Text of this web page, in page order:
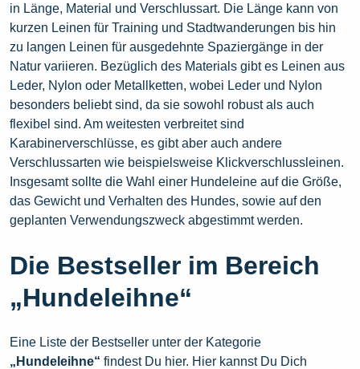
in Länge, Material und Verschlussart. Die Länge kann von
kurzen Leinen für Training und Stadtwanderungen bis hin
zu langen Leinen für ausgedehnte Spaziergänge in der
Natur variieren. Bezüglich des Materials gibt es Leinen aus
Leder, Nylon oder Metallketten, wobei Leder und Nylon
besonders beliebt sind, da sie sowohl robust als auch
flexibel sind. Am weitesten verbreitet sind
Karabinerverschlüsse, es gibt aber auch andere
Verschlussarten wie beispielsweise Klickverschlussleinen.
Insgesamt sollte die Wahl einer Hundeleine auf die Größe,
das Gewicht und Verhalten des Hundes, sowie auf den
geplanten Verwendungszweck abgestimmt werden.
Die Bestseller im Bereich
„Hundeleihne“
Eine Liste der Bestseller unter der Kategorie
„Hundeleihne“ findest Du hier. Hier kannst Du Dich